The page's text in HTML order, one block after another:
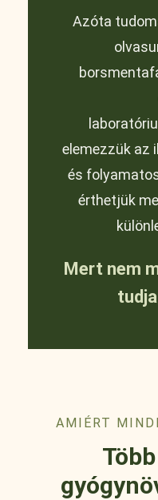
Azóta
elemezzük az
és
érthetjük
Mert nem
AMIÉRT